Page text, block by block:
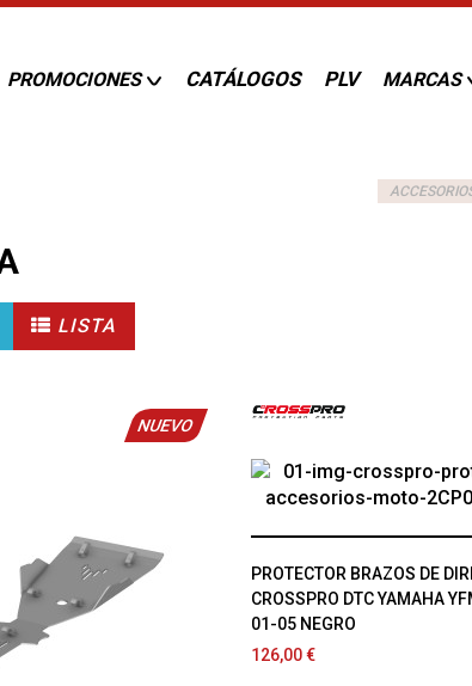
PROMOCIONES CATÁLOGOS PLV MARCAS
LISTA
NUEVO
PROTECTOR BRAZOS DE
CROSSPRO DTC YAMAHA
01-05 NEGRO
126,00 €